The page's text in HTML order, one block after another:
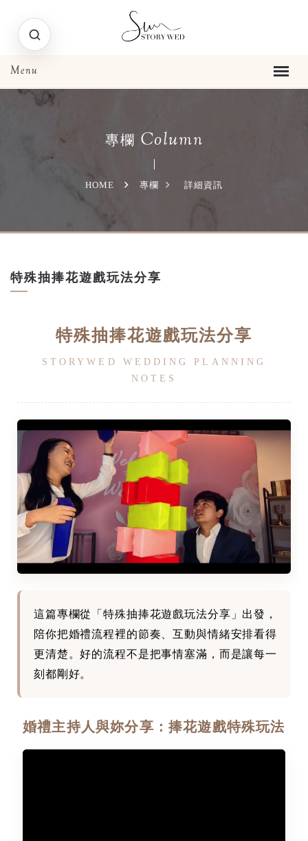
專欄 Column
HOME 專欄 詳細資訊
特殊抽捧花遊戲玩法分享
特殊抽捧花遊戲玩法分享
STORYWED WEDDING PLANNING
NOTES
這篇專欄從「特殊抽捧花遊戲玩法分享」出發，
陪你把婚禮流程裡的節奏、互動與情緒安排看得
更清楚。好的流程不是把事情塞滿，而是讓每一
刻都剛好。
婚禮主持人與妳分享：捧花遊戲特殊玩法